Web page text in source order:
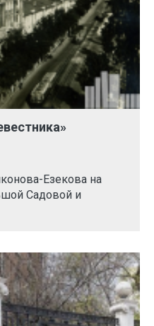
Езекова на
Садовой и